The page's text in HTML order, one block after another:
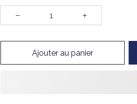
Ajouter au panier